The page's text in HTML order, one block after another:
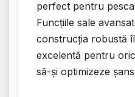
perfect pentru
Funcțiile sale
construcția robustă
excelentă pentru
să-și optimizeze